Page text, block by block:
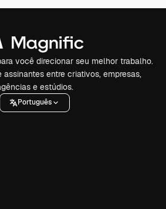
você direcionar seu melhor trabalho.
assinantes entre criativos, empresas,
e estúdios.
Português